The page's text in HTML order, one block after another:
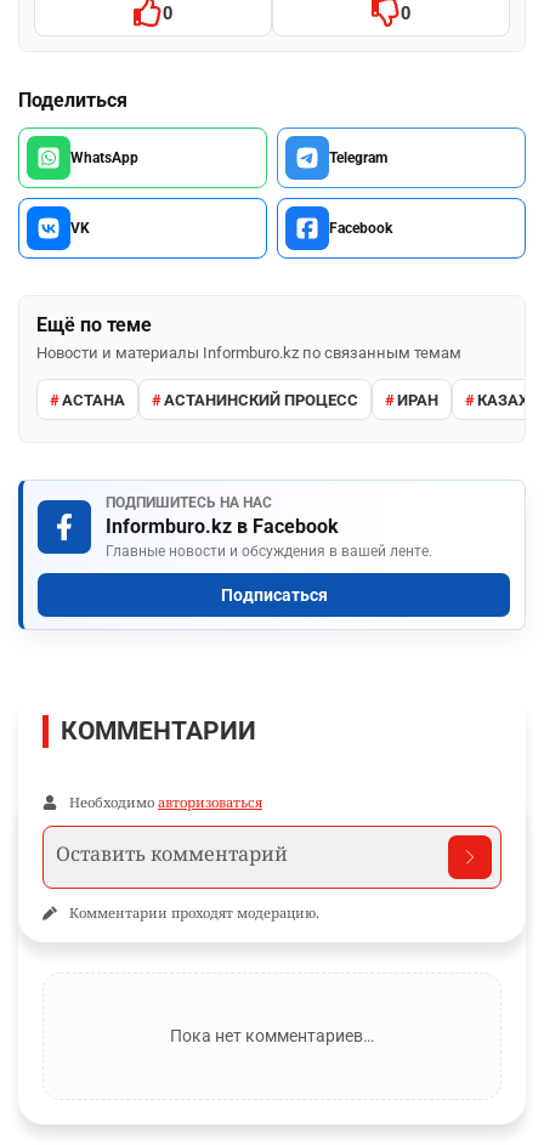
0 0
Поделиться
WhatsApp Telegram
VK Facebook
Ещё по теме
Новости и материалы Informburo.kz по связанным темам
АСТАНА АСТАНИНСКИЙ ПРОЦЕСС ИРАН
ПОДПИШИТЕСЬ НА НАС
Informburo.kz в Facebook
Главные новости и обсуждения в вашей ленте.
Подписаться
КОММЕНТАРИИ
Необходимо авторизоваться
Комментарии проходят модерацию.
Пока нет комментариев…